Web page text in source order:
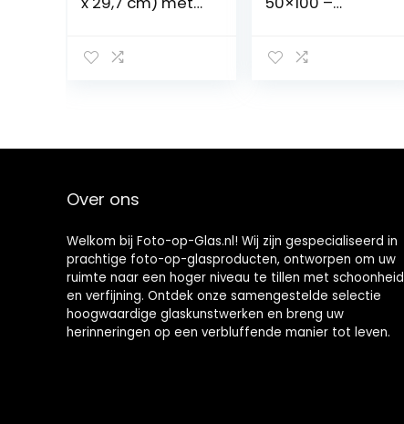
15 x 20 cm,
Wanddecor
Decoratie
Over ons
Welkom bij Foto-op-Glas.nl! Wij zijn gespecialiseerd in
prachtige foto-op-glasproducten, ontworpen om uw
ruimte naar een hoger niveau te tillen met schoonheid
en verfijning. Ontdek onze samengestelde selectie
hoogwaardige glaskunstwerken en breng uw
herinneringen op een verbluffende manier tot leven.